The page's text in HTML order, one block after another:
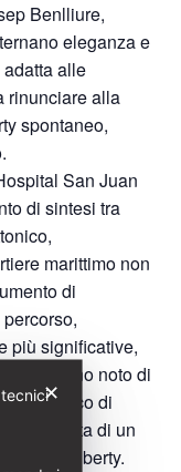
Benlliure,
eleganza e
alle
rinunciare alla
spontaneo,
San Juan
di sintesi tra
marittimo non
di
più significative,
volto meno noto di
ma ricco di
la vita di un
stile Liberty.
✕